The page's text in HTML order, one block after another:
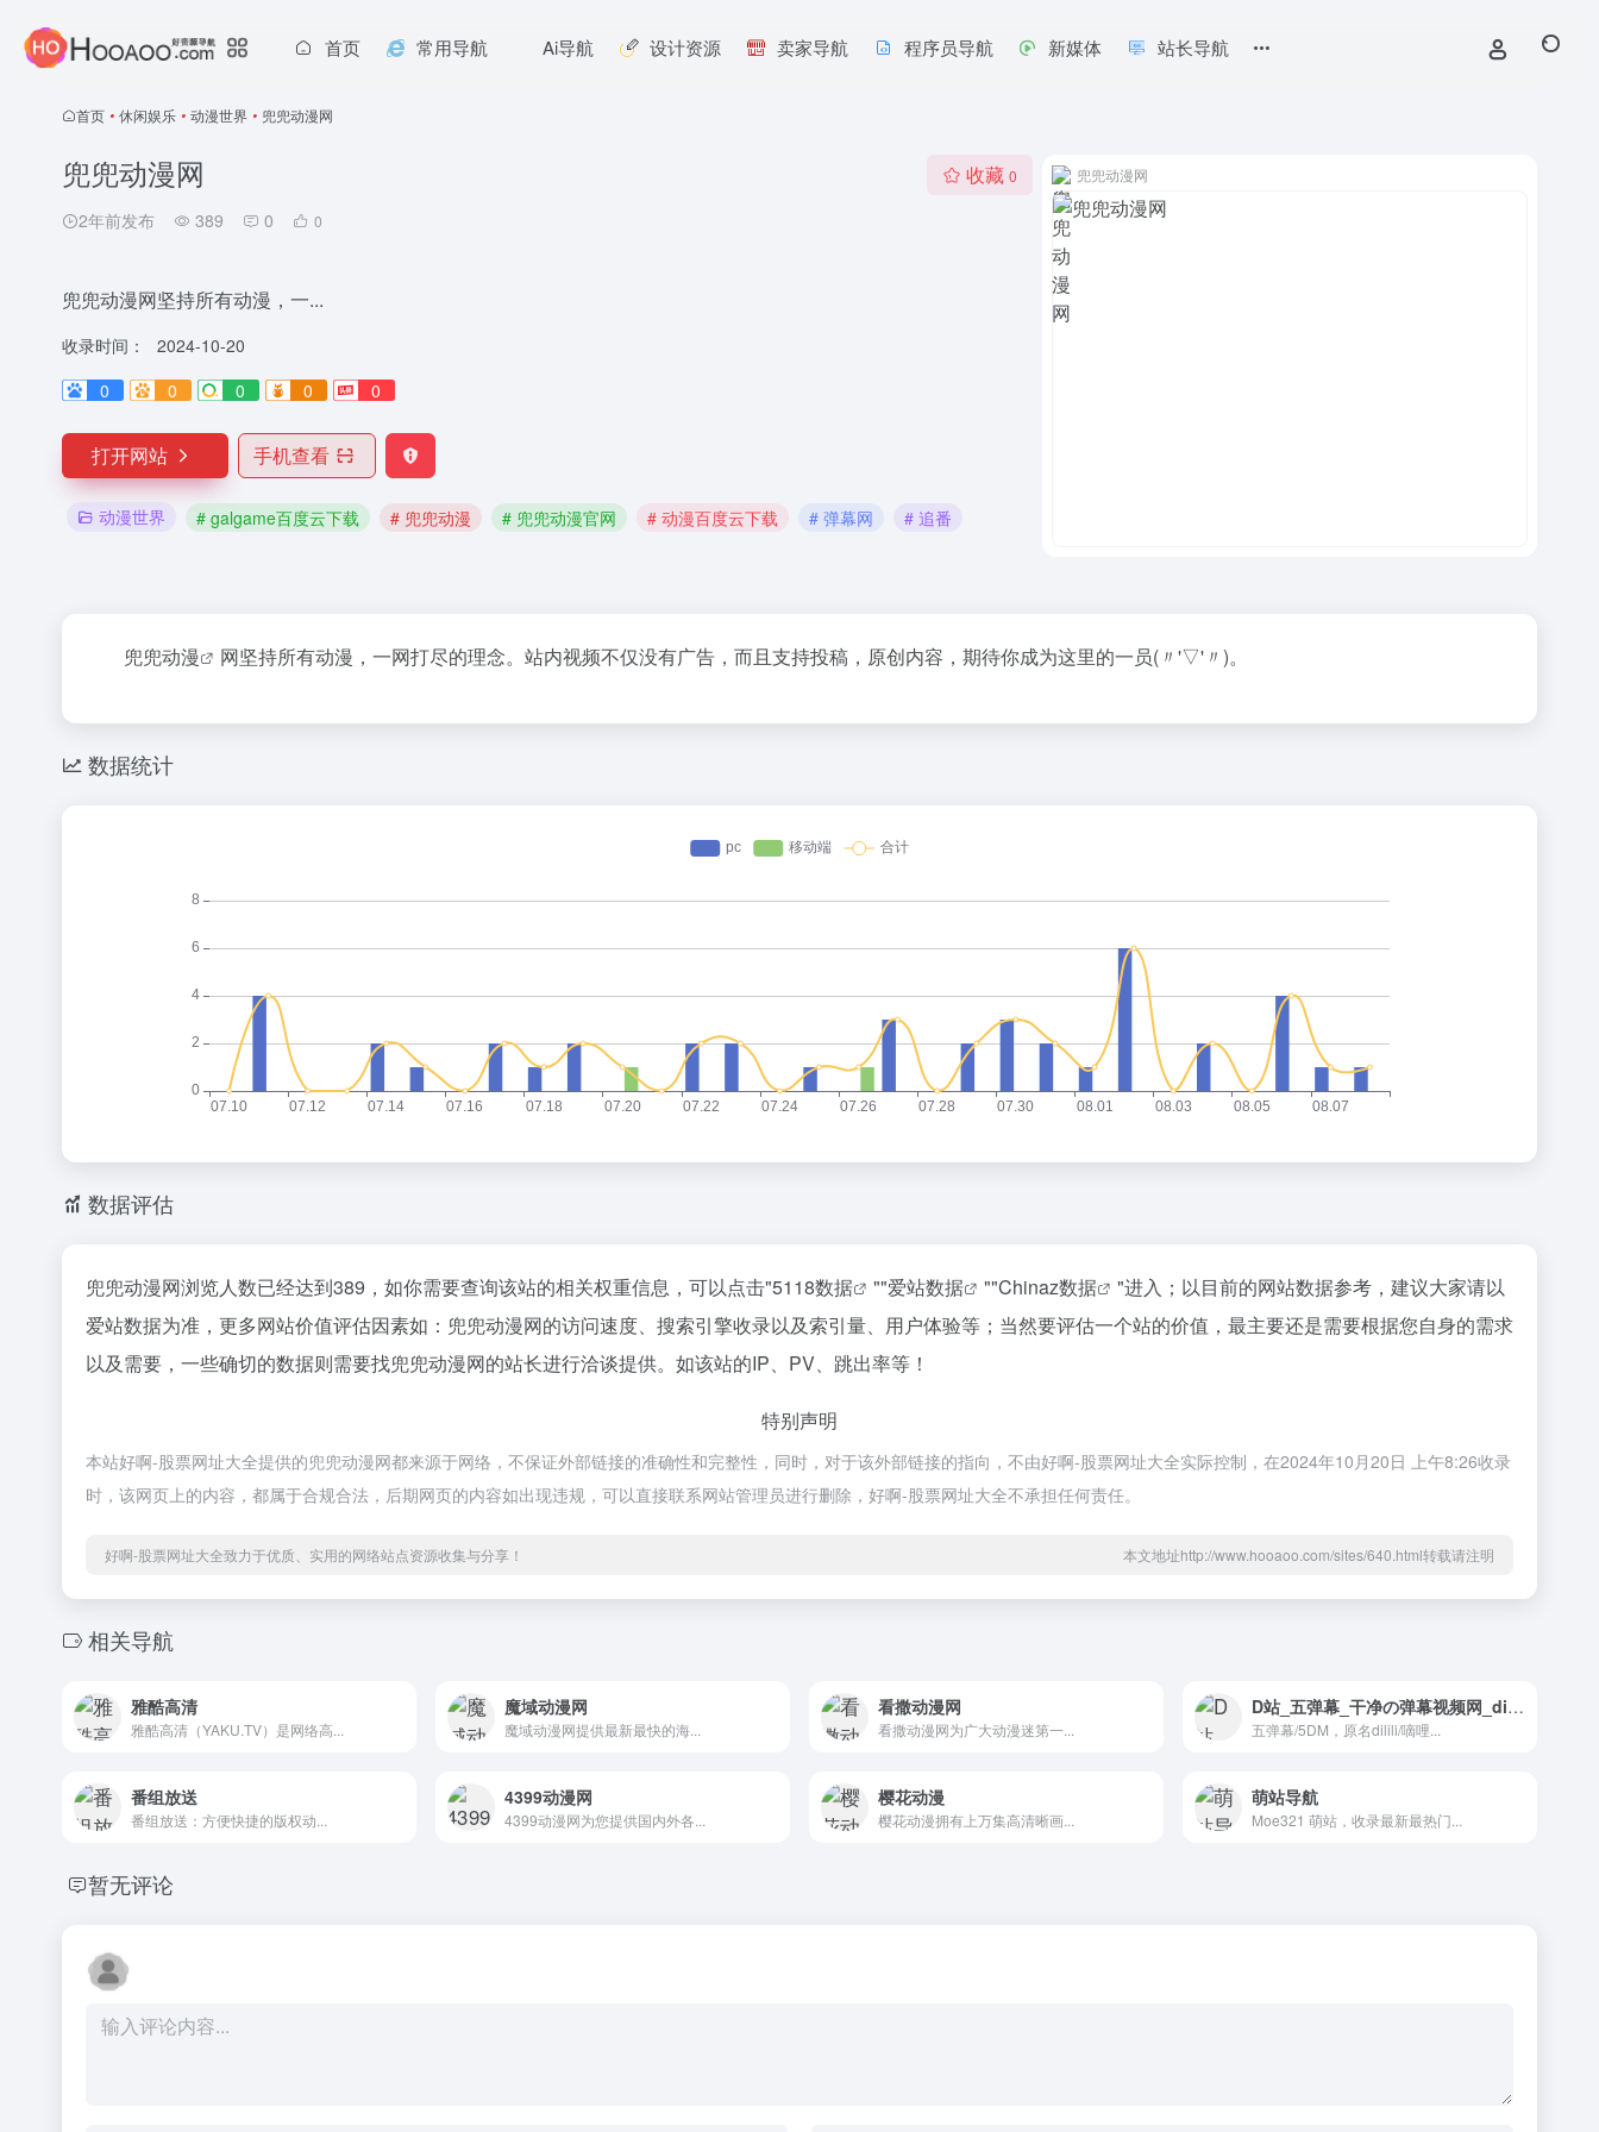
首页 常用导航 Ai导航 设计资源 卖家导航 程序员导航 新媒体 站长导航
首页 • 休闲娱乐 • 动漫世界 • 兜兜动漫网
兜兜动漫网
2年前发布 389 0 0
收藏 0
兜兜动漫网坚持所有动漫，一...
收录时间：
2024-10-20
0
0 0 0 0
打开网站 手机查看
动漫世界 # galgame百度云下载 # 兜兜动漫 # 兜兜动漫官网 # 动漫百度云下载 # 弹幕网 # 追番
兜兜动漫网
兜兜动漫 网坚持所有动漫，一网打尽的理念。站内视频不仅没有广告，而且支持投稿，原创内容，期待你成为这里的一员(〃'▽'〃)。
数据统计
数据评估
兜兜动漫网浏览人数已经达到389，如你需要查询该站的相关权重信息，可以点击"5118数据 ""爱站数据 ""Chinaz数据
"进入；以目前的网站数据参考，建议大家请以
爱站数据为准，更多网站价值评估因素如：兜兜动漫网的访问速度、搜索引擎收录以及索引量、用户体验等；当然要评估一个站的价值，最主要还是需要根据您自身的需求
以及需要，一些确切的数据则需要找兜兜动漫网的站长进行洽谈提供。如该站的IP、PV、跳出率等！
特别声明
本站好啊-股票网址大全提供的兜兜动漫网都来源于网络，不保证外部链接的准确性和完整性，同时，对于该外部链接的指向，不由好啊-股票网址大全实际控制，在2024年10月20日 上午8:26收录
时，该网页上的内容，都属于合规合法，后期网页的内容如出现违规，可以直接联系网站管理员进行删除，好啊-股票网址大全不承担任何责任。
好啊-股票网址大全致力于优质、实用的网络站点资源收集与分享！ 本文地址http://www.hooaoo.com/sites/640.html转载请注明
相关导航
雅酷高清
雅酷高清（YAKU.TV）是网络高...
魔域动漫网
魔域动漫网提供最新最快的海...
看撒动漫网
看撒动漫网为广大动漫迷第一...
D站_五弹幕_干净の弹幕视频网_dilili,发射(。ﾟωﾟ)ﾉ"！
五弹幕/5DM，原名dilili/嘀哩...
番组放送
番组放送：方便快捷的版权动...
4399动漫网
4399动漫网为您提供国内外各...
樱花动漫
樱花动漫拥有上万集高清晰画...
萌站导航
Moe321 萌站，收录最新最热门...
暂无评论